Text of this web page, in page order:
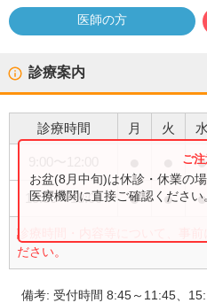
医師の方
診療案内
診療時間 月 火 水
●
15:30〜18:00 ● ● ●
診療時間・内容等について、事前
ださい。
お盆(8月中旬)は休診・休業の
医療機関に直接ご確認ください
備考:受付時間 8:45～11:45、